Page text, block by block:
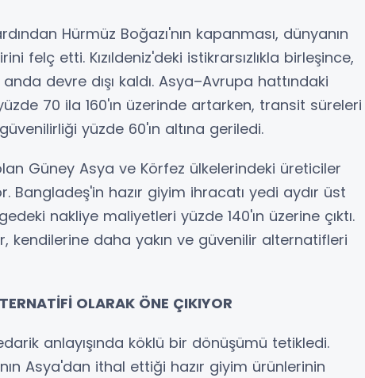
Hürmüz Boğazı'nın kapanması, dünyanın
felç etti. Kızıldeniz'deki istikrarsızlıkla birleşince,
devre dışı kaldı. Asya–Avrupa hattındaki
70 ila 160'ın üzerinde artarken, transit süreleri
yüzde 60'ın altına geriledi.
Güney Asya ve Körfez ülkelerindeki üreticiler
Bangladeş'in hazır giyim ihracatı yedi aydır üst
nakliye maliyetleri yüzde 140'ın üzerine çıktı.
kendilerine daha yakın ve güvenilir alternatifleri
OLARAK ÖNE ÇIKIYOR
anlayışında köklü bir dönüşümü tetikledi.
Asya'dan ithal ettiği hazır giyim ürünlerinin